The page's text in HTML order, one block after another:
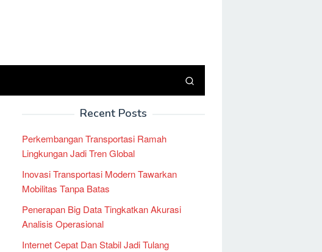
Recent Posts
Perkembangan Transportasi Ramah
Lingkungan Jadi Tren Global
Inovasi Transportasi Modern Tawarkan
Mobilitas Tanpa Batas
Penerapan Big Data Tingkatkan Akurasi
Analisis Operasional
Internet Cepat Dan Stabil Jadi Tulang